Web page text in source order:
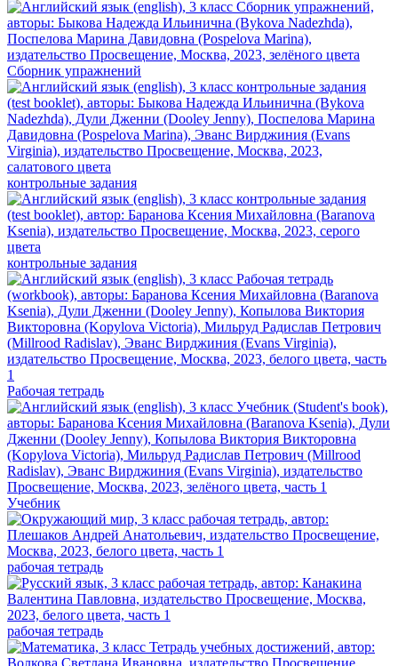
Сборник упражнений
контрольные задания
контрольные задания
Рабочая тетрадь
Учебник
рабочая тетрадь
рабочая тетрадь